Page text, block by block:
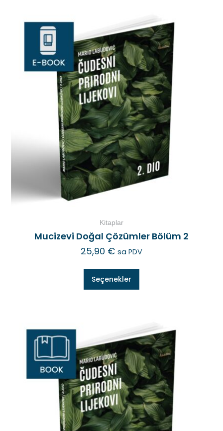
Kitaplar
Mucizevi Doğal Çözümler Bölüm 2
25,90 € sa PDV
Seçenekler